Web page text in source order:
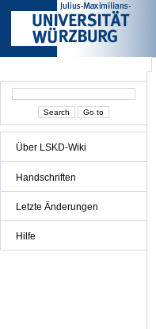
Über LSKD-Wiki
Handschriften
Letzte Änderungen
Hilfe